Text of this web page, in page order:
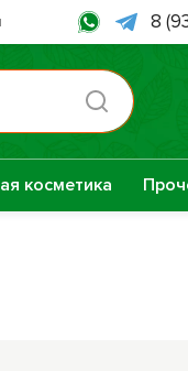
8
Пн - Пт, с
косметика